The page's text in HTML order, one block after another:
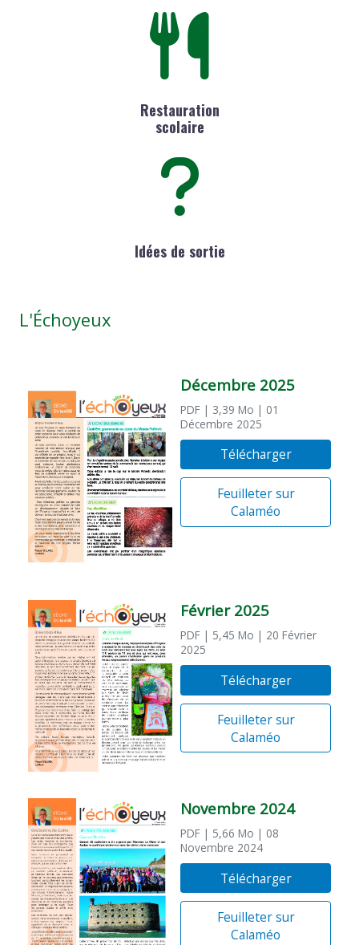
Restauration
scolaire
Idées de sortie
L'Échoyeux
Décembre 2025
PDF | 3,39 Mo | 01
Décembre 2025
Télécharger
Feuilleter sur
Calaméo
Février 2025
PDF | 5,45 Mo | 20 Février
2025
Télécharger
Feuilleter sur
Calaméo
Novembre 2024
PDF | 5,66 Mo | 08
Novembre 2024
Télécharger
Feuilleter sur
Calaméo